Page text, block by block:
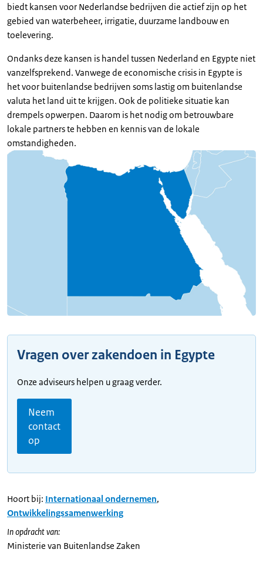
biedt kansen voor Nederlandse bedrijven die actief zijn op het
gebied van waterbeheer, irrigatie, duurzame landbouw en
toelevering.
Ondanks deze kansen is handel tussen Nederland en Egypte niet
vanzelfsprekend. Vanwege de economische crisis in Egypte is
het voor buitenlandse bedrijven soms lastig om buitenlandse
valuta het land uit te krijgen. Ook de politieke situatie kan
drempels opwerpen. Daarom is het nodig om betrouwbare
lokale partners te hebben en kennis van de lokale
omstandigheden.
Vragen over zakendoen in Egypte
Onze adviseurs helpen u graag verder.
Neem
contact
op
Hoort bij: Internationaal ondernemen,
Ontwikkelingssamenwerking
In opdracht van:
Ministerie van Buitenlandse Zaken